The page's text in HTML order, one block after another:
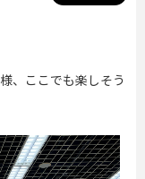
、ここでも楽しそう